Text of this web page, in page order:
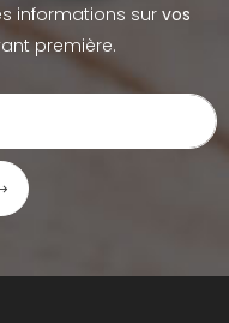
informations sur vos
première.